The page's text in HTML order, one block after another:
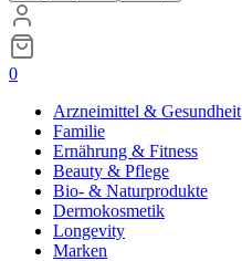
0
Arzneimittel & Gesundheit
Familie
Ernährung & Fitness
Beauty & Pflege
Bio- & Naturprodukte
Dermokosmetik
Longevity
Marken